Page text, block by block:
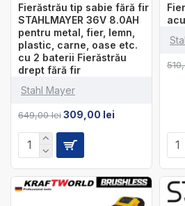
Stahl Mayer
Fierăstrău tip sabie fără fir
STAHLMAYER 36V 8.0AH
pentru metal, fier, lemn,
plastic, carne, oase etc.
cu 2 baterii Fierăstrău
drept fără fir
649,00 lei309,00 lei